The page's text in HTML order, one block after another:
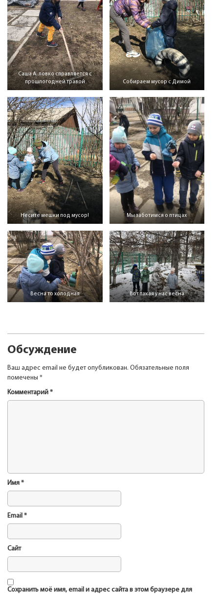
Саша А. ловко справляется с
прошлогодней травой
Собираем мусор с Димой
Несите мешки под мусор! Мы заботимся о птицах
Весна то холодная Вот такая у нас весна
Обсуждение
Ваш адрес email не будет опубликован. Обязательные поля
помечены *
Комментарий *
Имя *
Email *
Сайт
Сохранить моё имя, email и адрес сайта в этом браузере для